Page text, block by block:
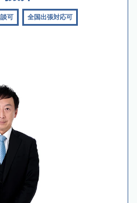
可 全国出張対応可